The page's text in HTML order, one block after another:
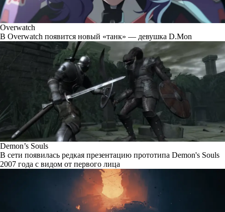
Overwatch
В Overwatch появится новый «танк» — девушка D.Mon
Demon’s Souls
В сети появилась редкая презентацию прототипа Demon's Souls
2007 года с видом от первого лица